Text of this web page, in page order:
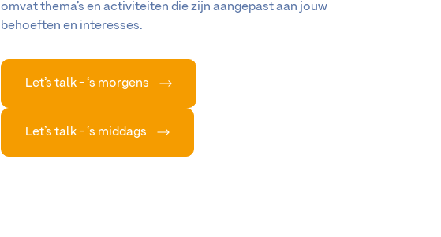
omvat thema’s en activiteiten die zijn aangepast aan jouw
behoeften en interesses.
Let’s talk - ‘s morgens
Let’s talk - ‘s middags